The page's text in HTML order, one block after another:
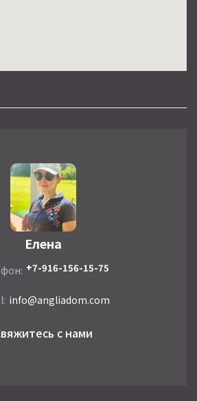
Елена
+7-916-156-15-75
info@angliadom.com
с нами